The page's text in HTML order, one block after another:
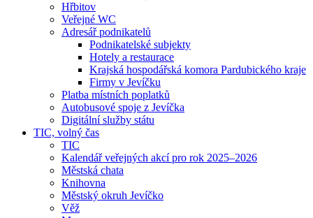
Hřbitov
Veřejné WC
Adresář podnikatelů
Podnikatelské subjekty
Hotely a restaurace
Krajská hospodářská komora Pardubického kraje
Firmy v Jevíčku
Platba místních poplatků
Autobusové spoje z Jevíčka
Digitální služby státu
TIC, volný čas
TIC
Kalendář veřejných akcí pro rok 2025–2026
Městská chata
Knihovna
Městský okruh Jevíčko
Věž